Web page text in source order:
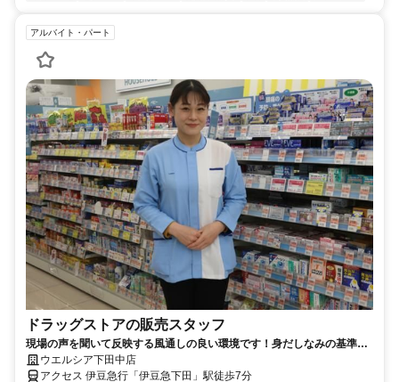
アルバイト・パート
ドラッグストアの販売スタッフ
現場の声を聞いて反映する風通しの良い環境です！身だしなみの基準を
大幅に緩和しました！
ウエルシア下田中店
アクセス 伊豆急行「伊豆急下田」駅徒歩7分